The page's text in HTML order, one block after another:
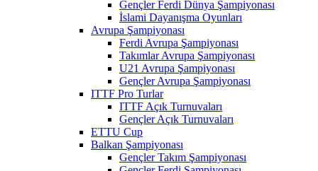
Gençler Ferdi Dünya Şampiyonası
İslami Dayanışma Oyunları
Avrupa Şampiyonası
Ferdi Avrupa Şampiyonası
Takımlar Avrupa Şampiyonası
U21 Avrupa Şampiyonası
Gençler Avrupa Şampiyonası
ITTF Pro Turlar
ITTF Açık Turnuvaları
Gençler Açık Turnuvaları
ETTU Cup
Balkan Şampiyonası
Gençler Takım Şampiyonası